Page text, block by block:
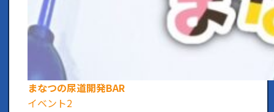
まなつの尿道開発BAR
イベント2